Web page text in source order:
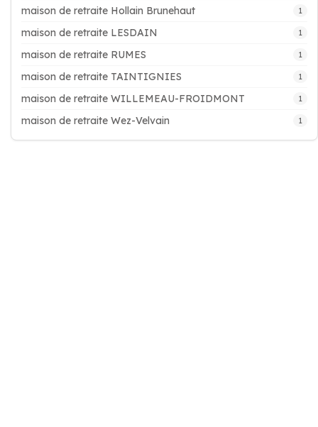
maison de retraite Hollain Brunehaut 1
maison de retraite LESDAIN 1
maison de retraite RUMES 1
maison de retraite TAINTIGNIES 1
maison de retraite WILLEMEAU-FROIDMONT 1
maison de retraite Wez-Velvain 1